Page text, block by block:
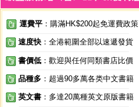
運費平 ：購滿HK$200起免運費政策
速度快 ：全港範圍全部以速遞發貨
書價低 ：歡迎與任何同類書店比價
品種多 ：超過90多萬各类中文書籍
英文書 ：多達20萬種英文原版書籍